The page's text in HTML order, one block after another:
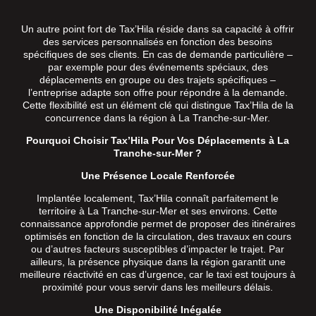
Un autre point fort de Tax’Hila réside dans sa capacité à offrir
des services personnalisés en fonction des besoins
spécifiques de ses clients. En cas de demande particulière –
par exemple pour des événements spéciaux, des
déplacements en groupe ou des trajets spécifiques –
l’entreprise adapte son offre pour répondre à la demande.
Cette flexibilité est un élément clé qui distingue Tax’Hila de la
concurrence dans la région à La Tranche-sur-Mer.
Pourquoi Choisir Tax’Hila Pour Vos Déplacements à La
Tranche-sur-Mer ?
Une Présence Locale Renforcée
Implantée localement, Tax’Hila connaît parfaitement le
territoire à La Tranche-sur-Mer et ses environs. Cette
connaissance approfondie permet de proposer des itinéraires
optimisés en fonction de la circulation, des travaux en cours
ou d’autres facteurs susceptibles d’impacter le trajet. Par
ailleurs, la présence physique dans la région garantit une
meilleure réactivité en cas d’urgence, car le taxi est toujours à
proximité pour vous servir dans les meilleurs délais.
Une Disponibilité Inégalée